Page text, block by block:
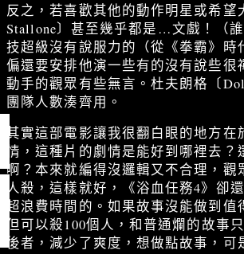
反之，若喜歡其他的動作明星或希
Stallone〕甚至幾乎都是…文戲！（
技超級沒有說服力的（從《拳霸》
偏還要安排他演一些有的沒有說些
動手的觀眾有些無言。杜夫朗格〔
團隊人數湊齊用。
其實這部電影讓我很翻白眼的地方
情，這種片的劇情是能好到哪裡去
啊？本來就編得沒邏輯又不合理，
人殺，這樣就好，《浴血任務4》卻
超浪費時間的。如果故事沒能做到
但可以殺100個人，和普通爛的故事
後者，減少了爽度，想做點故事，